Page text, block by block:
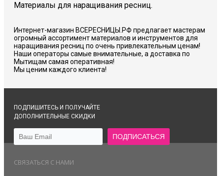
Материалы для наращивания ресниц.
Интернет-магазин ВСЕРЕСНИЦЫ.РФ предлагает мастерам
огромный ассортимент материалов и инструментов для
наращивания ресниц по очень привлекательным ценам!
Наши операторы самые внимательные, а доставка по
Мытищам самая оперативная!
Мы ценим каждого клиента!
ПОДПИШИТЕСЬ И ПОЛУЧАЙТЕ
ДОПОЛНИТЕЛЬНЫЕ СКИДКИ
СВЯЗАТЬСЯ С НАМИ